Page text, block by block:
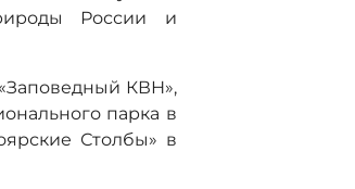
России и
КВН»,
парка в
Столбы» в